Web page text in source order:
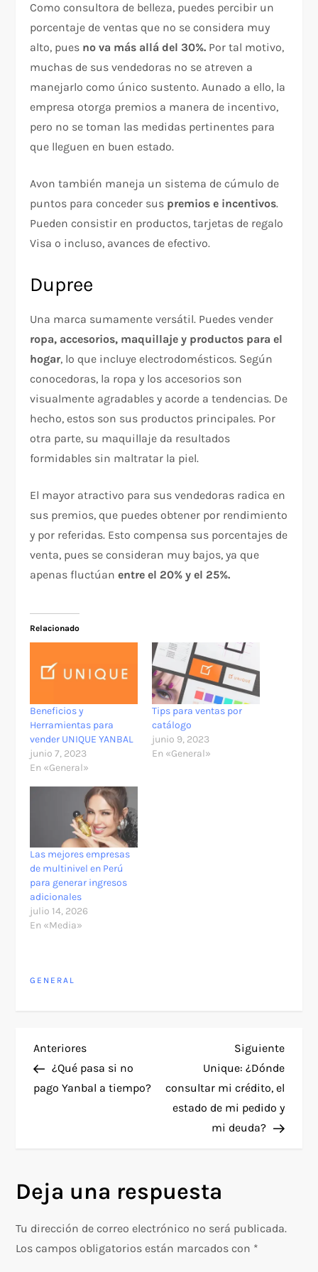
Como consultora de belleza, puedes percibir un
porcentaje de ventas que no se considera muy
alto, pues no va más allá del 30%. Por tal motivo,
muchas de sus vendedoras no se atreven a
manejarlo como único sustento. Aunado a ello, la
empresa otorga premios a manera de incentivo,
pero no se toman las medidas pertinentes para
que lleguen en buen estado.
Avon también maneja un sistema de cúmulo de
puntos para conceder sus premios e incentivos.
Pueden consistir en productos, tarjetas de regalo
Visa o incluso, avances de efectivo.
Dupree
Una marca sumamente versátil. Puedes vender
ropa, accesorios, maquillaje y productos para el
hogar, lo que incluye electrodomésticos. Según
conocedoras, la ropa y los accesorios son
visualmente agradables y acorde a tendencias. De
hecho, estos son sus productos principales. Por
otra parte, su maquillaje da resultados
formidables sin maltratar la piel.
El mayor atractivo para sus vendedoras radica en
sus premios, que puedes obtener por rendimiento
y por referidas. Esto compensa sus porcentajes de
venta, pues se consideran muy bajos, ya que
apenas fluctúanentre el 20% y el 25%.
Relacionado
Beneficios y
Herramientas para
vender UNIQUE YANBAL
junio 7, 2023
En «General»
Tips para ventas por
catálogo
junio 9, 2023
En «General»
Las mejores empresas
de multinivel en Perú
para generar ingresos
adicionales
julio 14, 2026
En «Media»
GENERAL
N
a
g
a
c
Entrada
anterior
Anteriores
¿Qué pasa si no
pago Yanbal a tiempo?
Siguiente
Unique: ¿Dónde
consultar mi crédito, el
estado de mi pedido y
mi deuda?
Deja una respuesta
Tu dirección de correo electrónico no será publicada.
Los campos obligatorios están marcados con *